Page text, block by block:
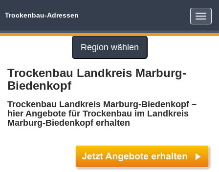
Toggle
Trockenbau-Adressen
Region wählen
Trockenbau Landkreis Marburg-
Biedenkopf
Trockenbau Landkreis Marburg-Biedenkopf –
hier Angebote für Trockenbau im Landkreis
Marburg-Biedenkopf erhalten